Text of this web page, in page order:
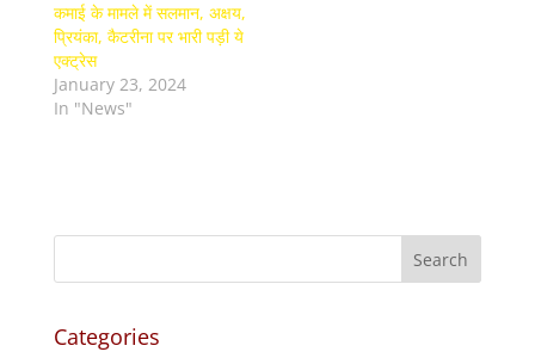
कमाई के मामले में सलमान, अक्षय,
प्रियंका, कैटरीना पर भारी पड़ी ये
एक्ट्रेस
January 23, 2024
In "News"
Categories